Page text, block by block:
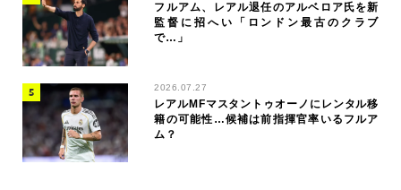
フルアム、レアル退任のアルベロア氏を新
監督に招へい「ロンドン最古のクラブ
で…」
2026.07.27
レアルMFマスタントゥオーノにレンタル移
籍の可能性…候補は前指揮官率いるフルア
ム？